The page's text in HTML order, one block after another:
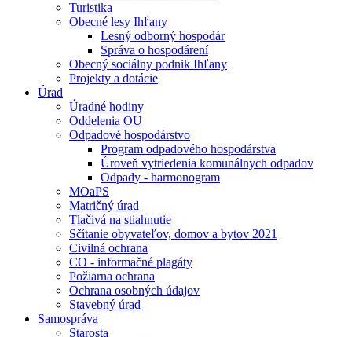
Turistika
Obecné lesy Ihľany
Lesný odborný hospodár
Správa o hospodárení
Obecný sociálny podnik Ihľany
Projekty a dotácie
Úrad
Úradné hodiny
Oddelenia OU
Odpadové hospodárstvo
Program odpadového hospodárstva
Úroveň vytriedenia komunálnych odpadov
Odpady - harmonogram
MOaPS
Matričný úrad
Tlačivá na stiahnutie
Sčítanie obyvateľov, domov a bytov 2021
Civilná ochrana
CO - informačné plagáty
Požiarna ochrana
Ochrana osobných údajov
Stavebný úrad
Samospráva
Starosta